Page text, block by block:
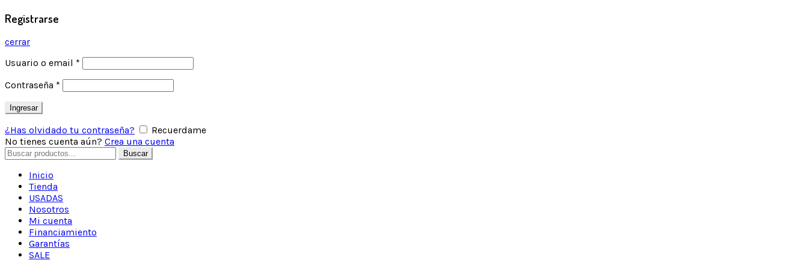
Registrarse
cerrar
Usuario o email *
Contraseña *
Ingresar
¿Has olvidado tu contraseña?
Recuerdame
No tienes cuenta aún? Crea una cuenta
Search
Buscar
Inicio
Tienda
USADAS
Nosotros
Mi cuenta
Financiamiento
Garantías
SALE